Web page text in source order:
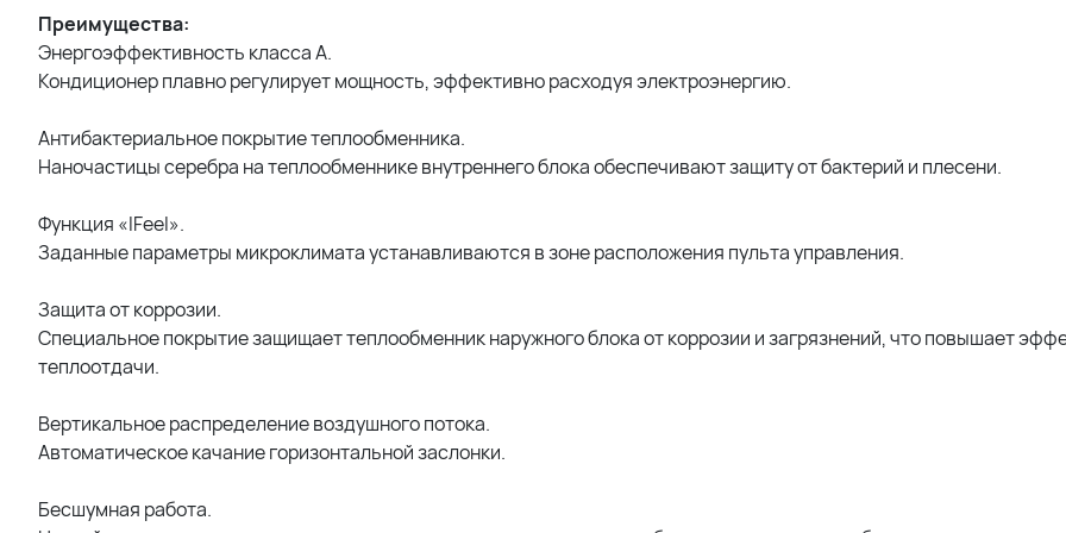
Преимущества:
Энергоэффективность класса А.
Кондиционер плавно регулирует мощность, эффективно расходуя электроэнергию.
Антибактериальное покрытие теплообменника.
Наночастицы серебра на теплообменнике внутреннего блока обеспечивают защиту от бактерий и плесени.
Функция «IFeel».
Заданные параметры микроклимата устанавливаются в зоне расположения пульта управления.
Защита от коррозии.
Специальное покрытие защищает теплообменник наружного блока от коррозии и загрязнений, что повышает
теплоотдачи.
Вертикальное распределение воздушного потока.
Автоматическое качание горизонтальной заслонки.
Бесшумная работа.